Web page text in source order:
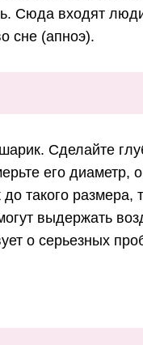
Сюда входят
сне (апноэ).
Сделайте
его диаметр,
такого
выдержать
о серьезных